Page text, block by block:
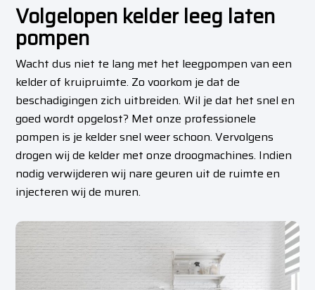
Volgelopen kelder leeg laten
pompen
Wacht dus niet te lang met het leegpompen van een
kelder of kruipruimte. Zo voorkom je dat de
beschadigingen zich uitbreiden. Wil je dat het snel en
goed wordt opgelost? Met onze professionele
pompen is je kelder snel weer schoon. Vervolgens
drogen wij de kelder met onze droogmachines. Indien
nodig verwijderen wij nare geuren uit de ruimte en
injecteren wij de muren.